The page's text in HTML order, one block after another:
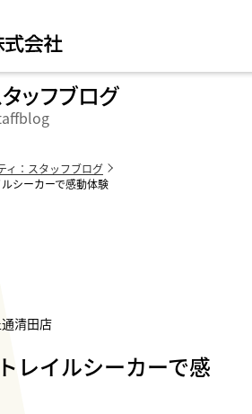
ッフブログ
ィ：スタッフブログ
ルシーカーで感動体験
清田店
レイルシーカーで感